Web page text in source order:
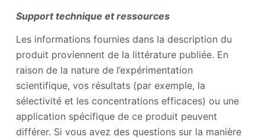
Support technique et ressources
Les informations fournies dans la description du
produit proviennent de la littérature publiée. En
raison de la nature de l’expérimentation
scientifique, vos résultats (par exemple, la
sélectivité et les concentrations efficaces) ou une
application spécifique de ce produit peuvent
différer. Si vous avez des questions sur la manière